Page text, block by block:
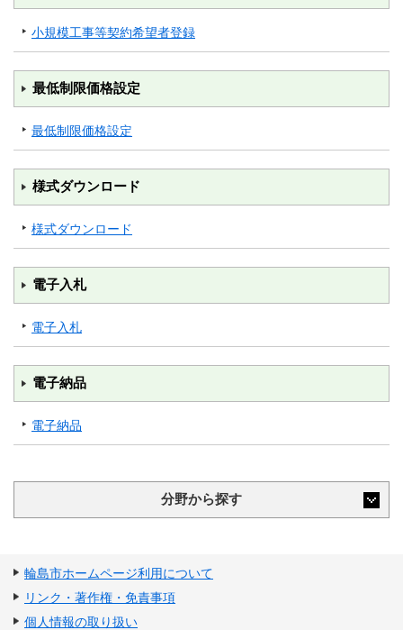
小規模工事等契約希望者登録
最低制限価格設定
最低制限価格設定
様式ダウンロード
様式ダウンロード
電子入札
電子入札
電子納品
電子納品
分野から探す
輪島市ホームページ利用について
リンク・著作権・免責事項
個人情報の取り扱い